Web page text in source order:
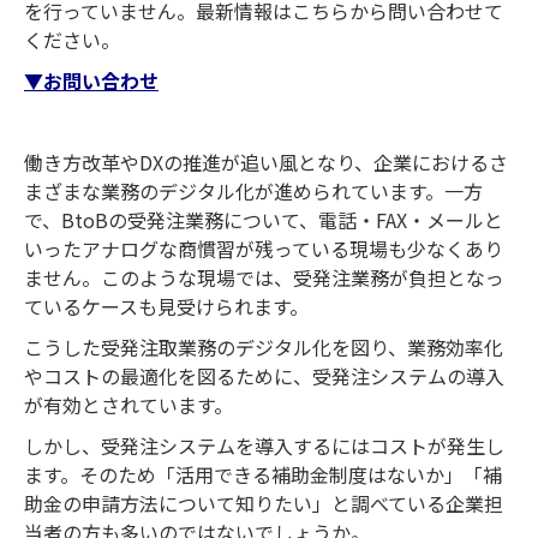
を行っていません。最新情報はこちらから問い合わせて
ください。
▼お問い合わせ
働き方改革やDXの推進が追い風となり、企業におけるさ
まざまな業務のデジタル化が進められています。一方
で、BtoBの受発注業務について、電話・FAX・メールと
いったアナログな商慣習が残っている現場も少なくあり
ません。このような現場では、受発注業務が負担となっ
ているケースも見受けられます。
こうした受発注取業務のデジタル化を図り、業務効率化
やコストの最適化を図るために、受発注システムの導入
が有効とされています。
しかし、受発注システムを導入するにはコストが発生し
ます。そのため「活用できる補助金制度はないか」「補
助金の申請方法について知りたい」と調べている企業担
当者の方も多いのではないでしょうか。